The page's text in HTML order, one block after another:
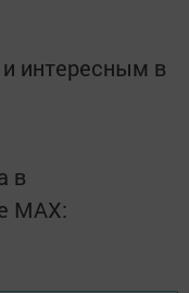
интересным в
в
MАХ: